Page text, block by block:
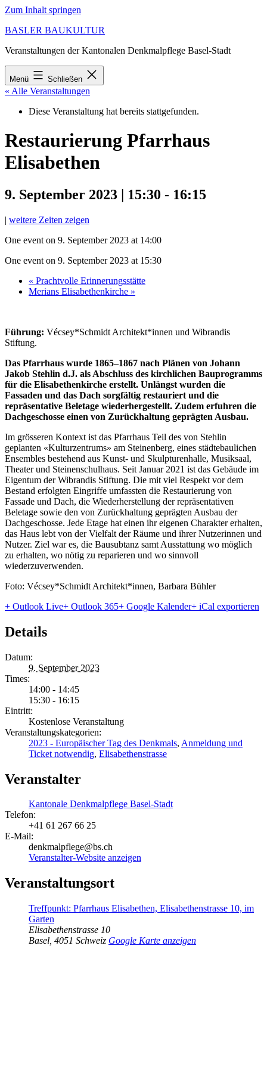
Zum Inhalt springen
BASLER BAUKULTUR
Veranstaltungen der Kantonalen Denkmalpflege Basel-Stadt
Menü Schließen
« Alle Veranstaltungen
Diese Veranstaltung hat bereits stattgefunden.
Restaurierung Pfarrhaus
Elisabethen
9. September 2023 | 15:30 - 16:15
| weitere Zeiten zeigen
One event on 9. September 2023 at 14:00
One event on 9. September 2023 at 15:30
« Prachtvolle Erinnerungsstätte
Merians Elisabethenkirche »
Führung: Vécsey*Schmidt Architekt*innen und Wibrandis
Stiftung.
Das Pfarrhaus wurde 1865–1867 nach Plänen von Johann
Jakob Stehlin d.J. als Abschluss des kirchlichen Bauprogramms
für die Elisabethenkirche erstellt. Unlängst wurden die
Fassaden und das Dach sorgfältig restauriert und die
repräsentative Beletage wiederhergestellt. Zudem erfuhren die
Dachgeschosse einen von Zurückhaltung geprägten Ausbau.
Im grösseren Kontext ist das Pfarrhaus Teil des von Stehlin
geplanten «Kulturzentrums» am Steinenberg, eines städtebaulichen
Ensembles bestehend aus Kunst- und Skulpturenhalle, Musiksaal,
Theater und Steinenschulhaus. Seit Januar 2021 ist das Gebäude im
Eigentum der Wibrandis Stiftung. Die mit viel Respekt vor dem
Bestand erfolgten Eingriffe umfassten die Restaurierung von
Fassade und Dach, die Wiederherstellung der repräsentativen
Beletage sowie den von Zurückhaltung geprägten Ausbau der
Dachgeschosse. Jede Etage hat einen ihr eigenen Charakter erhalten,
das Haus lebt von der Vielfalt der Räume und ihrer Nutzerinnen und
Nutzer. Ziel war es, die Bausubtanz samt Ausstattung wo möglich
zu erhalten, wo nötig zu reparieren und wo sinnvoll
wiederzuverwenden.
Foto: Vécsey*Schmidt Architekt*innen, Barbara Bühler
+ Outlook Live+ Outlook 365+ Google Kalender+ iCal exportieren
Details
Datum:
9. September 2023
Times:
14:00 - 14:45
15:30 - 16:15
Eintritt:
Kostenlose Veranstaltung
Veranstaltungskategorien:
2023 - Europäischer Tag des Denkmals, Anmeldung und
Ticket notwendig, Elisabethenstrasse
Veranstalter
Kantonale Denkmalpflege Basel-Stadt
Telefon:
+41 61 267 66 25
E-Mail:
denkmalpflege@bs.ch
Veranstalter-Website anzeigen
Veranstaltungsort
Treffpunkt: Pfarrhaus Elisabethen, Elisabethenstrasse 10, im
Garten
Elisabethenstrasse 10
Basel 4051 Schweiz Google Karte anzeigen